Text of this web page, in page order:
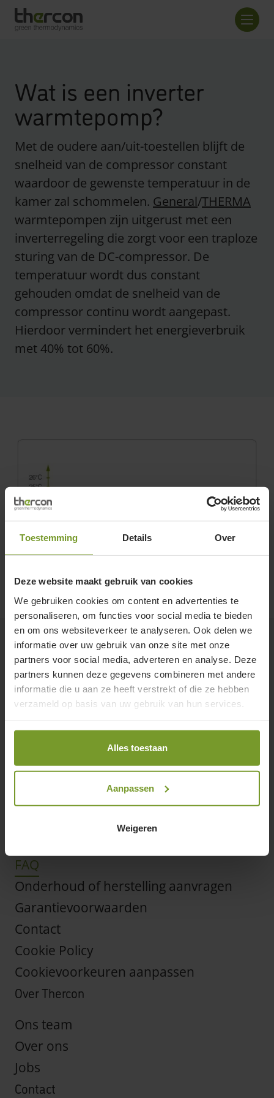
Toestemming Details Over
Deze website maakt gebruik van cookies
We gebruiken cookies om content en advertenties te
personaliseren, om functies voor social media te bieden
en om ons websiteverkeer te analyseren. Ook delen we
informatie over uw gebruik van onze site met onze
partners voor social media, adverteren en analyse. Deze
partners kunnen deze gegevens combineren met andere
informatie die u aan ze heeft verstrekt of die ze hebben
verzameld op basis van uw gebruik van hun services.
Alles toestaan
Aanpassen
Weigeren
Overzicht checkout
Wat is een inverter
warmtepomp?
Met de oudere aan/uit-toestellen blijft de
snelheid van de compressor constant
waardoor de gewenste temperatuur in de
kamer zal schommelen. General/THERMA
warmtepompen zijn uitgerust met een
inverterregeling die zorgt voor een traploze
sturing van de DC-compressor. De
temperatuur wordt dus constant
gehouden omdat de snelheid van de
compressor continu wordt aangepast.
Hierdoor vermindert het energieverbruik
met 40% tot 60%.
Ontdek
Onze toepassingen
Onze producten
Alles over warmtepompen
Onze tools
Kom langs in onze showroom
Support
FAQ
Onderhoud of herstelling aanvragen
Garantievoorwaarden
Contact
Cookie Policy
Cookievoorkeuren aanpassen
Over Thercon
Ons team
Over ons
Jobs
Contact